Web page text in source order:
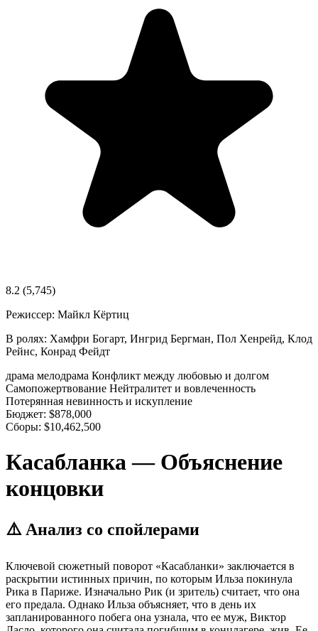
8.2 (5,745)
Режиссер: Майкл Кёртиц
В ролях: Хамфри Богарт, Ингрид Бергман, Пол Хенрейд, Клод
Рейнс, Конрад Фейдт
драма мелодрама Конфликт между любовью и долгом
Самопожертвование Нейтралитет и вовлеченность
Потерянная невинность и искупление
Бюджет: $878,000
Сборы: $10,462,500
Касабланка — Объяснение
концовки
⚠️ Анализ со спойлерами
Ключевой сюжетный поворот «Касабланки» заключается в
раскрытии истинных причин, по которым Ильза покинула
Рика в Париже. Изначально Рик (и зритель) считает, что она
его предала. Однако Ильза объясняет, что в день их
запланированного побега она узнала, что ее муж, Виктор